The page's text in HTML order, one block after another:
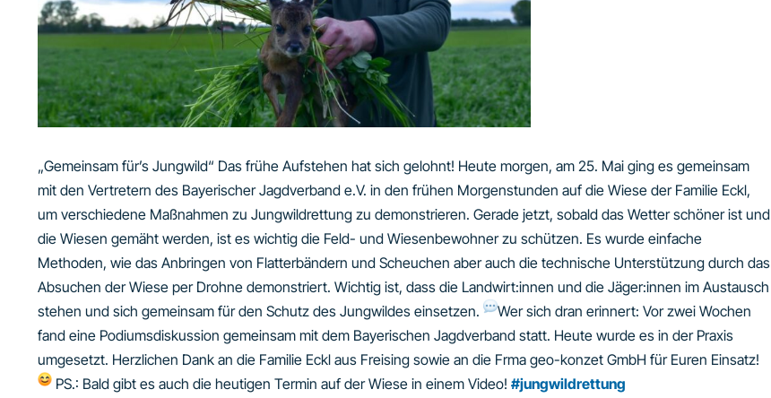
„Gemeinsam für’s Jungwild“ Das frühe Aufstehen hat sich gelohnt! Heute morgen, am 25. Mai ging es gemeinsam
mit den Vertretern des Bayerischer Jagdverband e.V. in den frühen Morgenstunden auf die Wiese der Familie Eckl,
um verschiedene Maßnahmen zu Jungwildrettung zu demonstrieren. Gerade jetzt, sobald das Wetter schöner ist und
die Wiesen gemäht werden, ist es wichtig die Feld- und Wiesenbewohner zu schützen. Es wurde einfache
Methoden, wie das Anbringen von Flatterbändern und Scheuchen aber auch die technische Unterstützung durch das
Absuchen der Wiese per Drohne demonstriert. Wichtig ist, dass die Landwirt:innen und die Jäger:innen im Austausch
stehen und sich gemeinsam für den Schutz des Jungwildes einsetzen.
Wer sich dran erinnert: Vor zwei Wochen
fand eine Podiumsdiskussion gemeinsam mit dem Bayerischen Jagdverband statt. Heute wurde es in der Praxis
umgesetzt. Herzlichen Dank an die Familie Eckl aus Freising sowie an die Frma geo-konzet GmbH für Euren Einsatz!
PS.: Bald gibt es auch die heutigen Termin auf der Wiese in einem Video! #jungwildrettung